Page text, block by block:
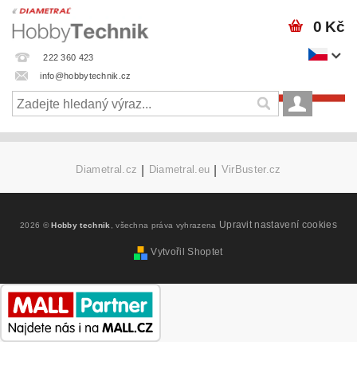
222 360 423
info@hobbytechnik.cz
0 Kč
Diametral.cz Diametral.eu VirBuster.cz
2026 ©Hobby technik , všechna práva vyhrazena Upravit nastavení cookies
Vytvořil Shoptet